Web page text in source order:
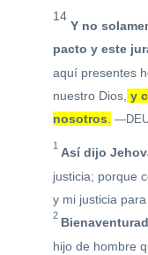
14
Y no
pacto y este
aquí presentes
nuestro Dios, y
nosotros
1 Así dijo
justicia; porque
y mi justicia para
2
hijo de hombre